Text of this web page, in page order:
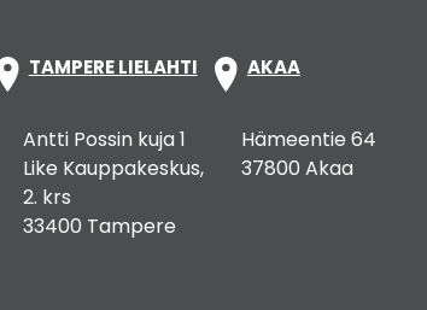
TAMPERE LIELAHTI
Antti Possin kuja 1
Like Kauppakeskus,
2. krs
33400 Tampere
AKAA
Hämeentie 64
37800 Akaa